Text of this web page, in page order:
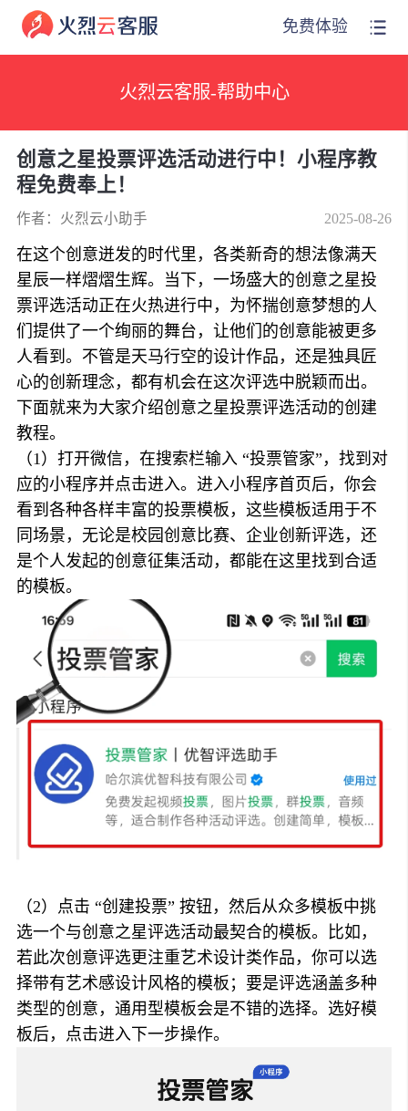
免费体验
火烈云客服-帮助中心
创意之星投票评选活动进行中！小程序教
程免费奉上！
作者：火烈云小助手 2025-08-26
在这个创意迸发的时代里，各类新奇的想法像满天
星辰一样熠熠生辉。当下，一场盛大的创意之星投
票评选活动正在火热进行中，为怀揣创意梦想的人
们提供了一个绚丽的舞台，让他们的创意能被更多
人看到。不管是天马行空的设计作品，还是独具匠
心的创新理念，都有机会在这次评选中脱颖而出。
下面就来为大家介绍创意之星投票评选活动的创建
教程。
（1）打开微信，在搜索栏输入 “投票管家”，找到对
应的小程序并点击进入。进入小程序首页后，你会
看到各种各样丰富的投票模板，这些模板适用于不
同场景，无论是校园创意比赛、企业创新评选，还
是个人发起的创意征集活动，都能在这里找到合适
的模板。
（2）点击 “创建投票” 按钮，然后从众多模板中挑
选一个与创意之星评选活动最契合的模板。比如，
若此次创意评选更注重艺术设计类作品，你可以选
择带有艺术感设计风格的模板；要是评选涵盖多种
类型的创意，通用型模板会是不错的选择。选好模
板后，点击进入下一步操作。